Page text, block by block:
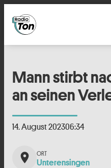
Mann stirbt
an seinen
14. August 202306:34
place Unterensingen